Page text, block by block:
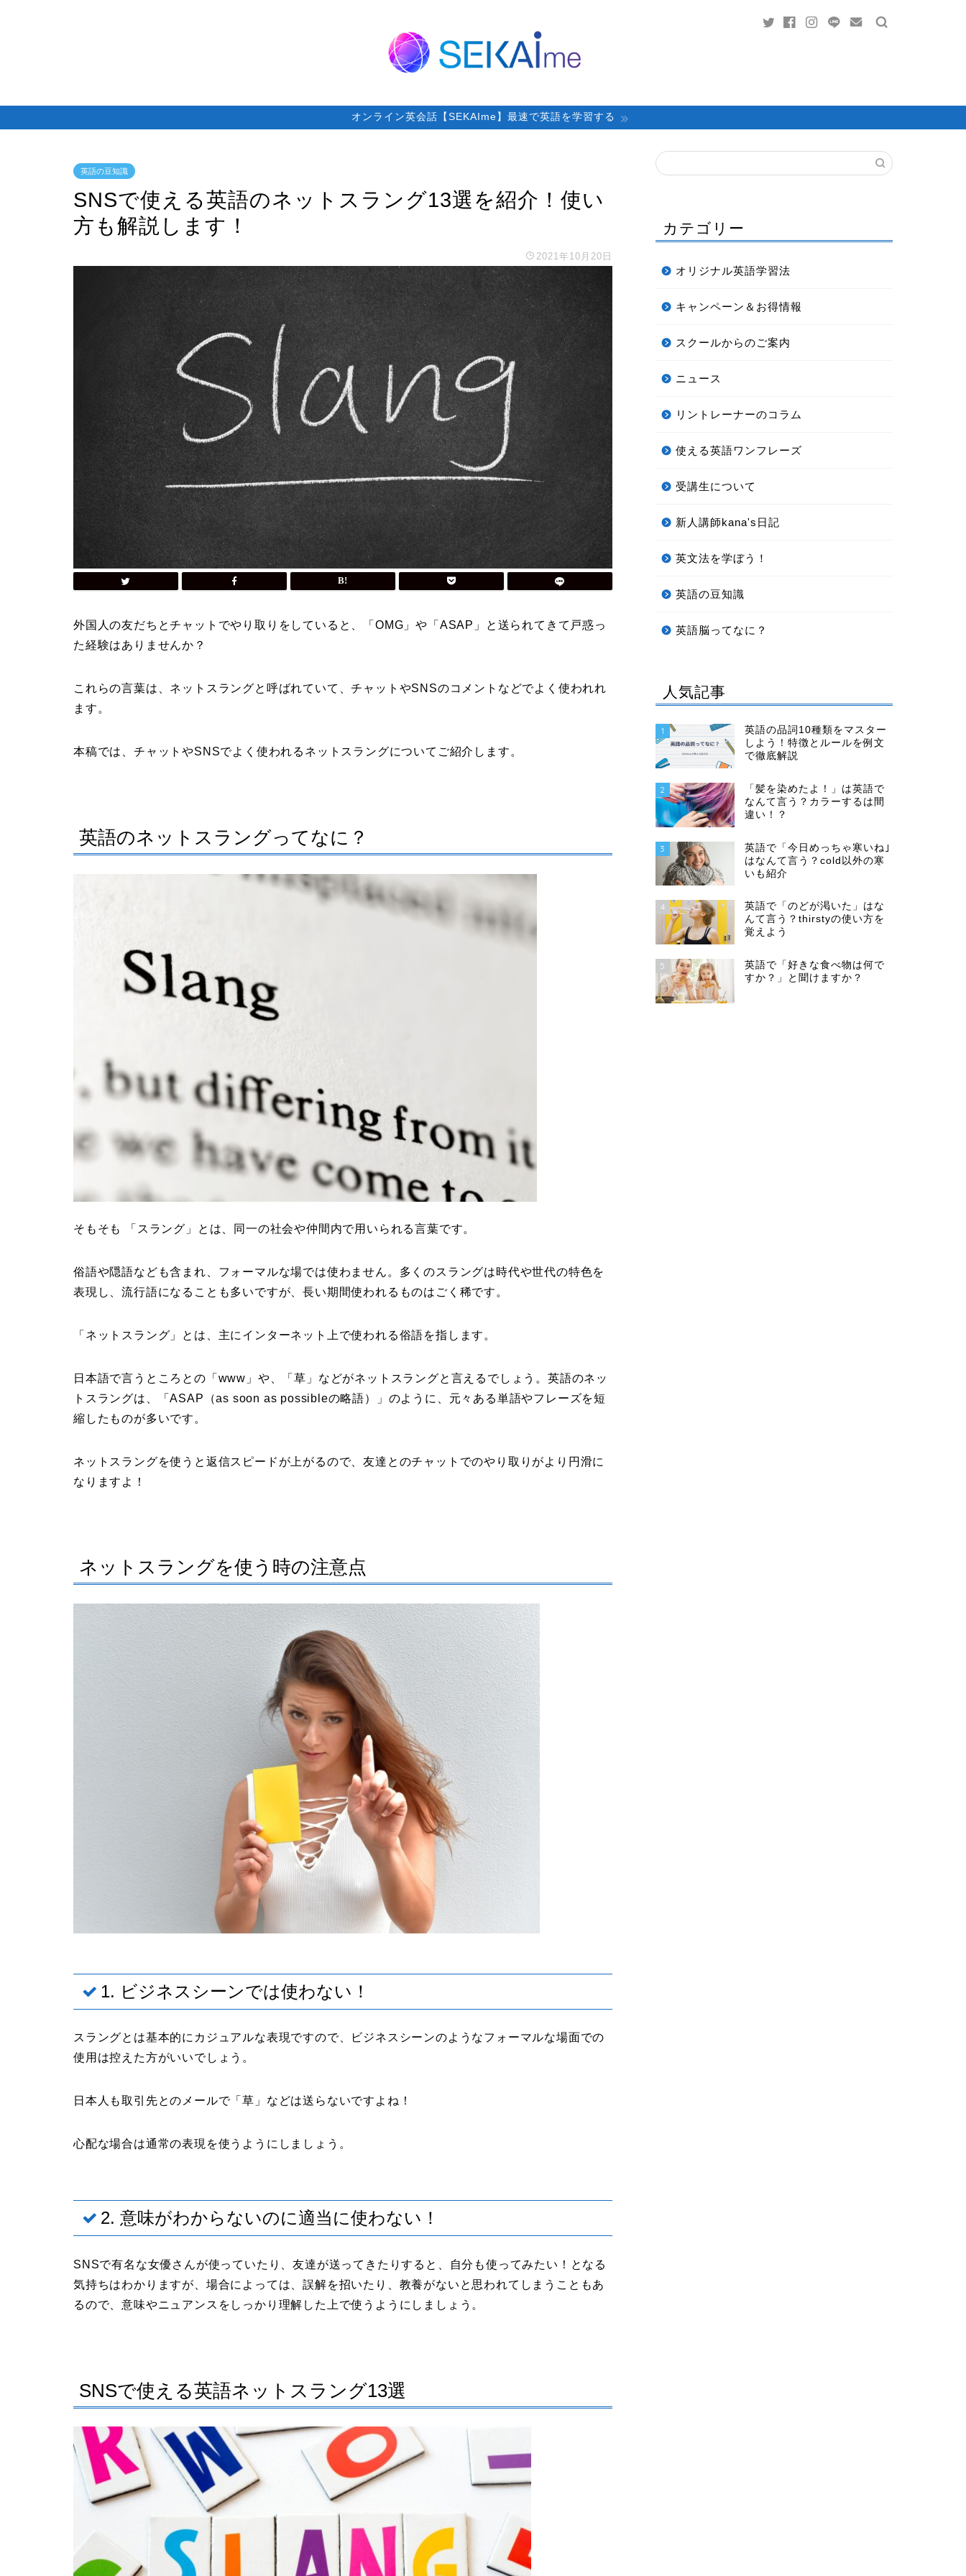
オンライン英会話【SEKAIme】最速で英語を学習する
英語の豆知識
SNSで使える英語のネットスラング13選を紹介！使い
方も解説します！
2021年10月20日
外国人の友だちとチャットでやり取りをしていると、「OMG」や「ASAP」と送られてきて戸惑っ
た経験はありませんか？
これらの言葉は、ネットスラングと呼ばれていて、チャットやSNSのコメントなどでよく使われれ
ます。
本稿では、チャットやSNSでよく使われるネットスラングについてご紹介します。
英語のネットスラングってなに？
そもそも 「スラング」とは、同一の社会や仲間内で用いられる言葉です。
俗語や隠語なども含まれ、フォーマルな場では使わません。多くのスラングは時代や世代の特色を
表現し、流行語になることも多いですが、長い期間使われるものはごく稀です。
「ネットスラング」とは、主にインターネット上で使われる俗語を指します。
日本語で言うところとの「www」や、「草」などがネットスラングと言えるでしょう。英語のネッ
トスラングは、「ASAP（as soon as possibleの略語）」のように、元々ある単語やフレーズを短
縮したものが多いです。
ネットスラングを使うと返信スピードが上がるので、友達とのチャットでのやり取りがより円滑に
なりますよ！
ネットスラングを使う時の注意点
1. ビジネスシーンでは使わない！
スラングとは基本的にカジュアルな表現ですので、ビジネスシーンのようなフォーマルな場面での
使用は控えた方がいいでしょう。
日本人も取引先とのメールで「草」などは送らないですよね！
心配な場合は通常の表現を使うようにしましょう。
2. 意味がわからないのに適当に使わない！
SNSで有名な女優さんが使っていたり、友達が送ってきたりすると、自分も使ってみたい！となる
気持ちはわかりますが、場合によっては、誤解を招いたり、教養がないと思われてしまうこともあ
るので、意味やニュアンスをしっかり理解した上で使うようにしましょう。
SNSで使える英語ネットスラング13選
カテゴリー
オリジナル英語学習法
キャンペーン＆お得情報
スクールからのご案内
ニュース
リントレーナーのコラム
使える英語ワンフレーズ
受講生について
新人講師kana's日記
英文法を学ぼう！
英語の豆知識
英語脳ってなに？
人気記事
1
英語の品詞10種類をマスター
しよう！特徴とルールを例文
で徹底解説
2
「髪を染めたよ！」は英語で
なんて言う？カラーするは間
違い！？
3
英語で「今日めっちゃ寒いね｣
はなんて言う？cold以外の寒
いも紹介
4
英語で「のどが渇いた」はな
んて言う？thirstyの使い方を
覚えよう
5
英語で「好きな食べ物は何で
すか？」と聞けますか？